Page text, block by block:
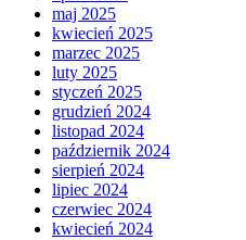
maj 2025
kwiecień 2025
marzec 2025
luty 2025
styczeń 2025
grudzień 2024
listopad 2024
październik 2024
sierpień 2024
lipiec 2024
czerwiec 2024
kwiecień 2024